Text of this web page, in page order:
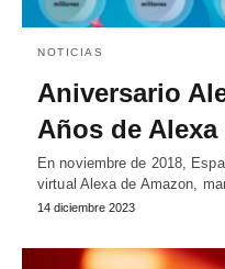
NOTICIAS
Aniversario
Años de Alexa
En noviembre de 2018,
virtual Alexa de Amazon,
14 diciembre 2023